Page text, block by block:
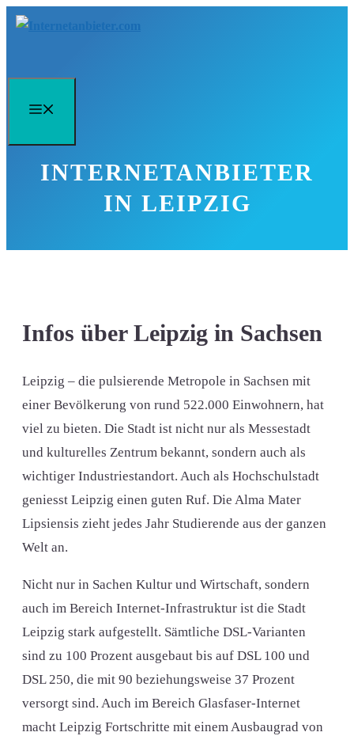
Zum
INTERNETANBIETER
IN LEIPZIG
Infos über Leipzig in Sachsen
Leipzig – die pulsierende Metropole in Sachsen mit
einer Bevölkerung von rund 522.000 Einwohnern, hat
viel zu bieten. Die Stadt ist nicht nur als Messestadt
und kulturelles Zentrum bekannt, sondern auch als
wichtiger Industriestandort. Auch als Hochschulstadt
geniesst Leipzig einen guten Ruf. Die Alma Mater
Lipsiensis zieht jedes Jahr Studierende aus der ganzen
Welt an.
Nicht nur in Sachen Kultur und Wirtschaft, sondern
auch im Bereich Internet-Infrastruktur ist die Stadt
Leipzig stark aufgestellt. Sämtliche DSL-Varianten
sind zu 100 Prozent ausgebaut bis auf DSL 100 und
DSL 250, die mit 90 beziehungsweise 37 Prozent
versorgt sind. Auch im Bereich Glasfaser-Internet
macht Leipzig Fortschritte mit einem Ausbaugrad von